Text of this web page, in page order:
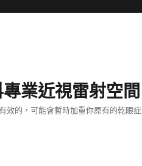
業近視雷射空間
效的，可能會暫時加重你原有的乾眼